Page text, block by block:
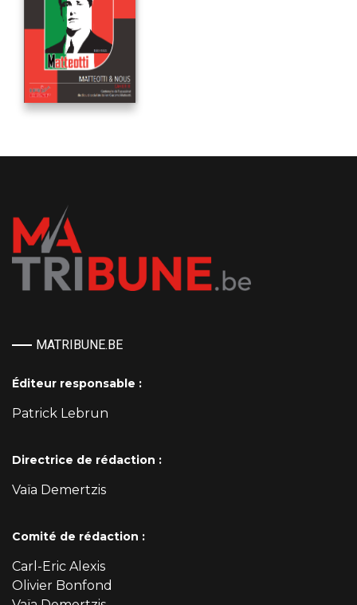
MATRIBUNE.BE
Éditeur responsable :
Patrick Lebrun
Directrice de rédaction :
Vaïa Demertzis
Comité de rédaction :
Carl-Eric Alexis
Olivier Bonfond